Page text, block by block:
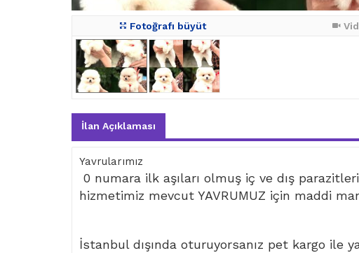
Fotoğrafı büyüt
İlan Açıklaması
Yavrularımız
0 numara ilk aşıları olmuş iç ve dış
hizmetimiz mevcut YAVRUMUZ için maddi
İstanbul dışında oturuyorsanız pet kargo ile